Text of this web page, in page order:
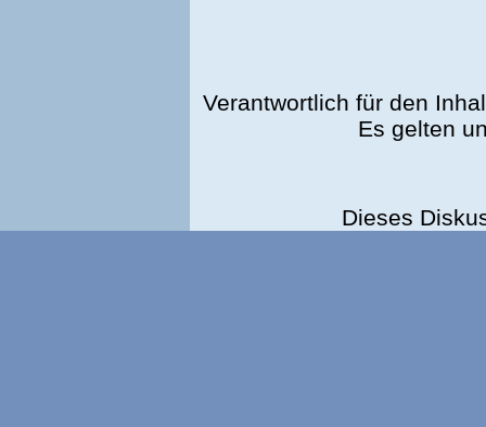
Verantwortlich für den
Es gelten
Dieses